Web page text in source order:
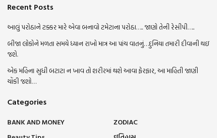
Recent Posts
આલું પરોઠાને ટક્કર મારે એવા બનાવો ટમેટાના પરોઠા….. જાણો તેની રેસીપી…..
બીજા લોકોને મળતા સમયે ધ્યાન રાખો માત્ર આ પાંચ વાતનું…દુનિયા તમારી દીવાની થઇ
જશે.
એક મહિના સુધી બટાટા ન ખાવ તો શરીરમાં થશે આવા ફેરફાર, આ માહિતી જાણી
ચોંકી જશો…
Categories
BANK AND MONEY
ZODIAC